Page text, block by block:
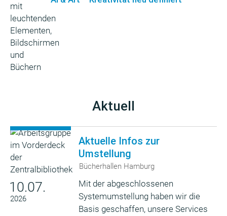
Aktuell
10.07.
2026
Aktuelle Infos zur
Umstellung
Bücherhallen Hamburg
Mit der abgeschlossenen
Systemumstellung haben wir die
Basis geschaffen, unsere Services